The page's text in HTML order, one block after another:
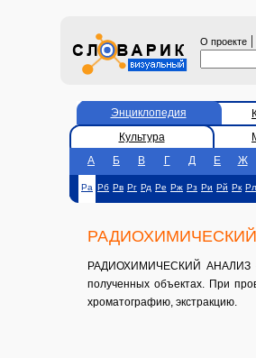
О проекте |
Энциклопедия
Культура
А
Б В Г Д Е Ж
Ра Рб Рв Рг Рд Ре Рж Рз Ри Рй Рк Рл
РАДИОХИМИЧЕСКИЙ АНАЛИЗ -
полученных объектах. При
хроматографию, экстракцию.